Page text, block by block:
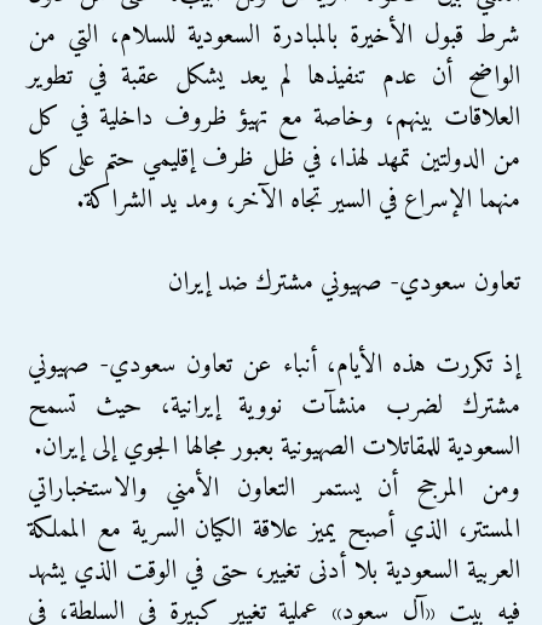
شرط قبول الأخيرة بالمبادرة السعودية للسلام، التي من
الواضح أن عدم تنفيذها لم يعد يشكل عقبة في تطوير
العلاقات بينهم، وخاصة مع تهيؤ ظروف داخلية في كل
من الدولتين تمهد لهذا، في ظل ظرف إقليمي حتم على كل
منهما الإسراع في السير تجاه الآخر، ومد يد الشراكة.
تعاون سعودي- صهيوني مشترك ضد إيران
إذ تكررت هذه الأيام، أنباء عن تعاون سعودي- صهيوني
مشترك لضرب منشآت نووية إيرانية، حيث تسمح
السعودية للمقاتلات الصهيونية بعبور مجالها الجوي إلى إيران.
ومن المرجح أن يستمر التعاون الأمني والاستخباراتي
المستتر، الذي أصبح يميز علاقة الكيان السرية مع المملكة
العربية السعودية بلا أدنى تغيير، حتى في الوقت الذي يشهد
فيه بيت «آل سعود» عملية تغيير كبيرة في السلطة، في